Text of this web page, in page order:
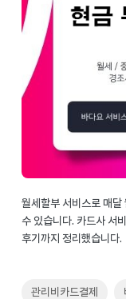
월세할부 서비스로 매달
수 있습니다. 카드사 서
후기까지 정리했습니다.
관리비카드결제